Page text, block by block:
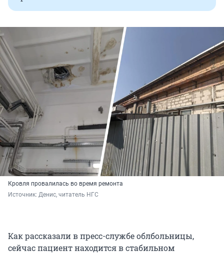
Кровля провалилась во время ремонта
Источник: Денис, читатель НГС
Как рассказали в пресс-службе облбольницы,
сейчас пациент находится в стабильном